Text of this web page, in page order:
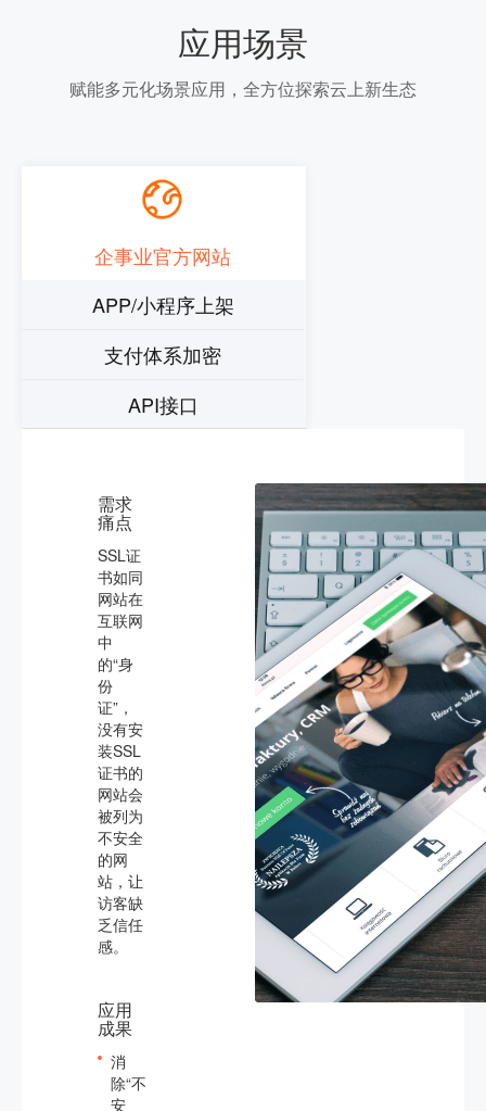
应用场景
赋能多元化场景应用，全方位探索云上新生态
企事业官方网站
APP/小程序上架
支付体系加密
API接口
需求
痛点
SSL证
书如同
网站在
互联网
中
的“身
份
证”，
没有安
装SSL
证书的
网站会
被列为
不安全
的网
站，让
访客缺
乏信任
感。
应用
成果
消
除“不
安